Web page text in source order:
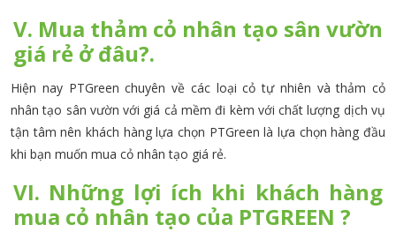
V. Mua thảm cỏ nhân tạo sân vườn
giá rẻ ở đâu?.
Hiện nay PTGreen chuyên về các loại cỏ tự nhiên và thảm cỏ
nhân tạo sân vườn với giá cả mềm đi kèm với chất lượng dịch vụ
tận tâm nên khách hàng lựa chọn PTGreen là lựa chọn hàng đầu
khi bạn muốn mua cỏ nhân tạo giá rẻ.
VI. Những lợi ích khi khách hàng
mua cỏ nhân tạo của PTGREEN ?